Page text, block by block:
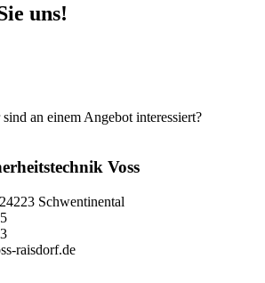
uns!
an einem Angebot interessiert?
Voss
Schwentinental
raisdorf.de